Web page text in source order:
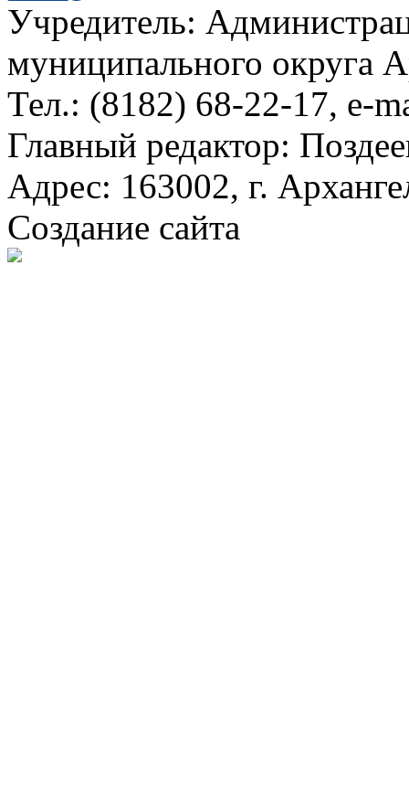
Учредитель:
муниципального округа
Тел.: (8182) 68-22-17, e-
Главный редактор:
Адрес: 163002, г.
Создание сайта